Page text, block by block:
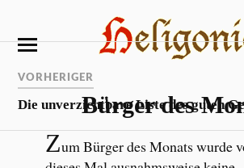
Bürger des
Zum Bürger des Monats wurde
VORHERIGER
Die unverzichtbare Liste des guten